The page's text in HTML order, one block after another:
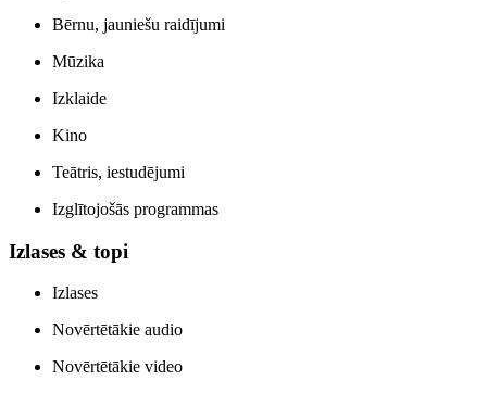
Bērnu, jauniešu raidījumi
Mūzika
Izklaide
Kino
Teātris, iestudējumi
Izglītojošās programmas
Izlases & topi
Izlases
Novērtētākie audio
Novērtētākie video